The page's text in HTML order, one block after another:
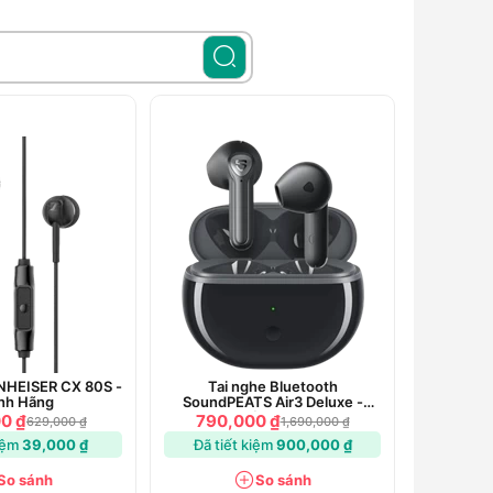
CX 80S -
Hãng
₫629,000 ₫
39,000 ₫
sánh
Tai nghe Bluetooth
SoundPEATS Air3 Deluxe -
Chính Hãng
790,000 ₫1,690,000 ₫
Đã tiết kiệm900,000 ₫
So sánh